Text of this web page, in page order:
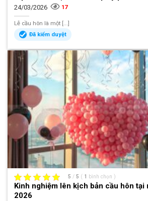
24/03/2026 17
Lễ cầu hôn là một [...]
Đã kiểm duyệt
5 / 5 ( 1 bình chọn )
Kinh nghiệm lên kịch bản cầu hôn tại
2026